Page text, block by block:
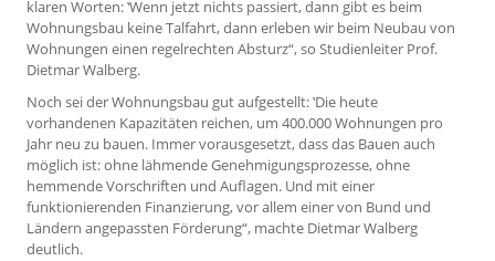
klaren Worten: ‛Wenn jetzt nichts passiert, dann gibt es beim
Wohnungsbau keine Talfahrt, dann erleben wir beim Neubau von
Wohnungen einen regelrechten Absturz“, so Studienleiter Prof.
Dietmar Walberg.
Noch sei der Wohnungsbau gut aufgestellt: ‛Die heute
vorhandenen Kapazitäten reichen, um 400.000 Wohnungen pro
Jahr neu zu bauen. Immer vorausgesetzt, dass das Bauen auch
möglich ist: ohne lähmende Genehmigungsprozesse, ohne
hemmende Vorschriften und Auflagen. Und mit einer
funktionierenden Finanzierung, vor allem einer von Bund und
Ländern angepassten Förderung“, machte Dietmar Walberg
deutlich.